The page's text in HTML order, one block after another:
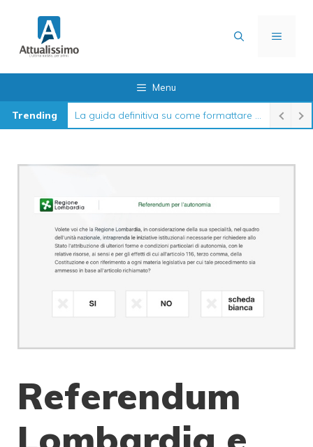
contenuto
MENU
Menu
Trending La guida definitiva su come formattare l’iPhone nel 2026
Referendum